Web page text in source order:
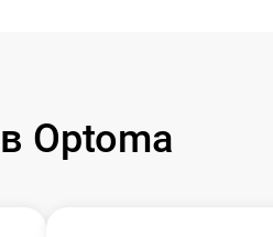
Optoma